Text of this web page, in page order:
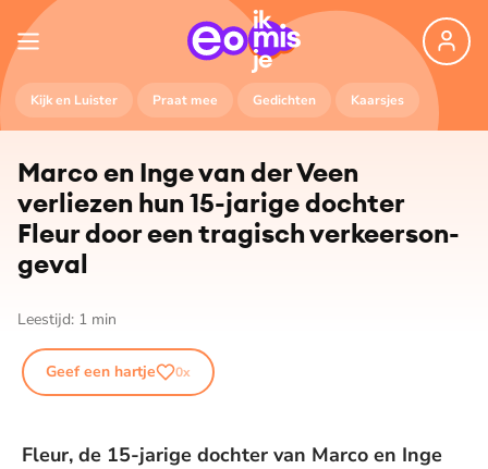
Kijk en Luister Praat mee Gedichten Kaarsjes
Marco en Inge van der Veen
verliezen hun 15-jarige dochter
Fleur door een tragisch ver­keers­on­
ge­val
Leestijd: 1 min
Geef een hartje 0x
Fleur, de 15-jarige dochter van Marco en Inge